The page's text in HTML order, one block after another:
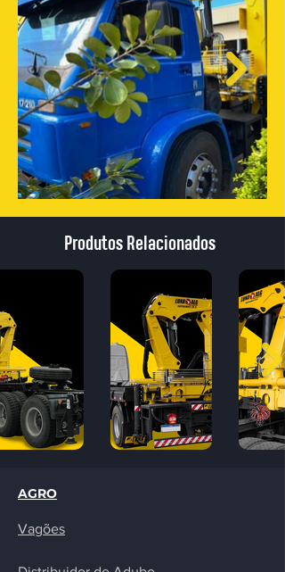
Produtos Relacionados
AGRO
Vagões